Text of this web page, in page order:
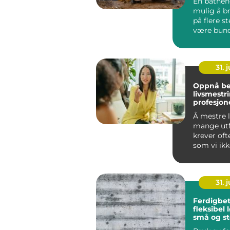
mulig å
på flere
være
31.
Oppnå
coaching
Å mestre
mange
krever
som vi
31.
fleksibel
små og